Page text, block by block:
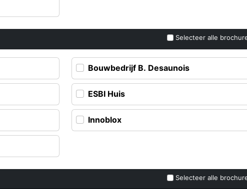
Selecteer alle
Bouwbedrijf B. Desaunois
ESBI Huis
Innoblox
Selecteer alle